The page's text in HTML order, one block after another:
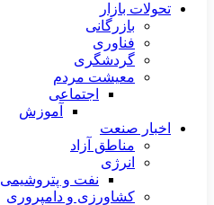
تحولات بازار
بازرگانی
فناوری
گردشگری
معیشت مردم
اجتماعی
آموزش
اخبار صنعت
مناطق آزاد
انرژی
نفت و پتروشیمی
کشاورزی و دامپروری